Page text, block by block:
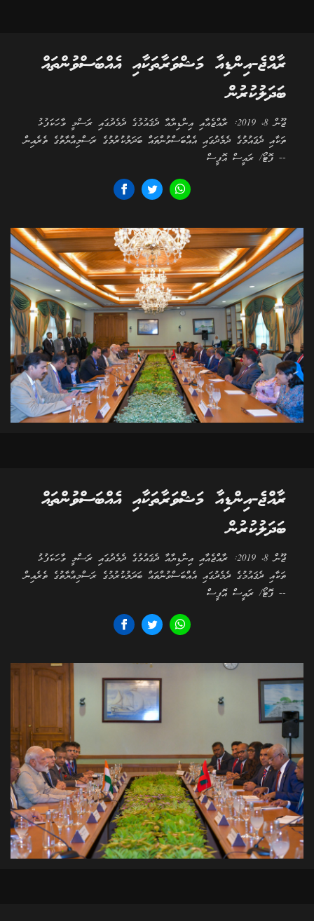
ރާއްޖެ-އިންޑިއާ މަޝްވަރާތަކާއި އެއްބަސްވުންތައް
ބަދަލުކުރުން
ޖޫން 8، 2019: ރާއްޖެއާއި އިންޑިޔާއާ ދެޤައުމުގެ ދެމެދުގައި ރަސްމީ ވާހަކަފުޅު
ތަކާއި ދެޤައުމުގެ ދެމެދުގައި އެއްބަސްވުންތައް ބަދަލުކުރުމުގެ ރަސްމިއްޔާތުގެ ތެރެއިން
-- ފޮޓޯ/ ރައީސް އޮފީސް
ރާއްޖެ-އިންޑިއާ މަޝްވަރާތަކާއި އެއްބަސްވުންތައް
ބަދަލުކުރުން
ޖޫން 8، 2019: ރާއްޖެއާއި އިންޑިޔާއާ ދެޤައުމުގެ ދެމެދުގައި ރަސްމީ ވާހަކަފުޅު
ތަކާއި ދެޤައުމުގެ ދެމެދުގައި އެއްބަސްވުންތައް ބަދަލުކުރުމުގެ ރަސްމިއްޔާތުގެ ތެރެއިން
-- ފޮޓޯ/ ރައީސް އޮފީސް